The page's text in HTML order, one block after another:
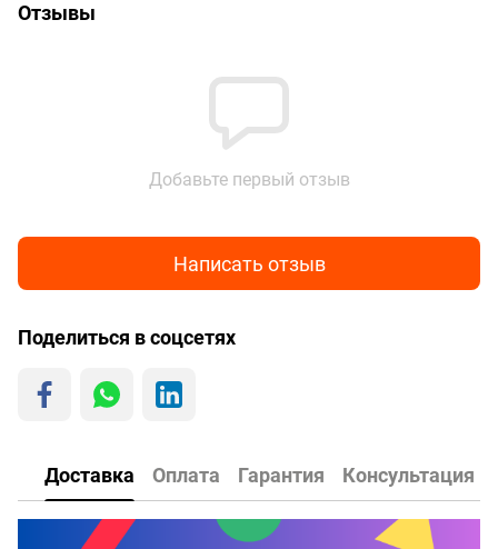
Отзывы
Добавьте первый отзыв
Написать отзыв
Поделиться в соцсетях
Доставка Оплата Гарантия Консультация